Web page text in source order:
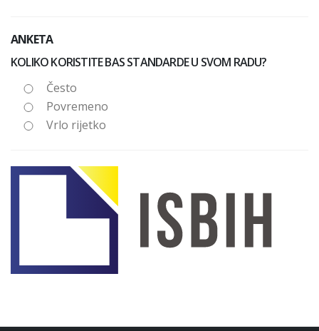
ANKETA
KOLIKO KORISTITE BAS STANDARDE U SVOM RADU?
Često
Povremeno
Vrlo rijetko